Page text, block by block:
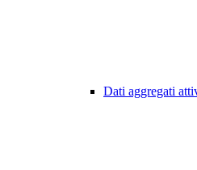
Dati aggregati